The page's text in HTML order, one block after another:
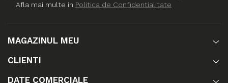
Afla mai multe in Politica de Confidentialitate
MAGAZINUL MEU
CLIENTI
DATE COMERCIALE